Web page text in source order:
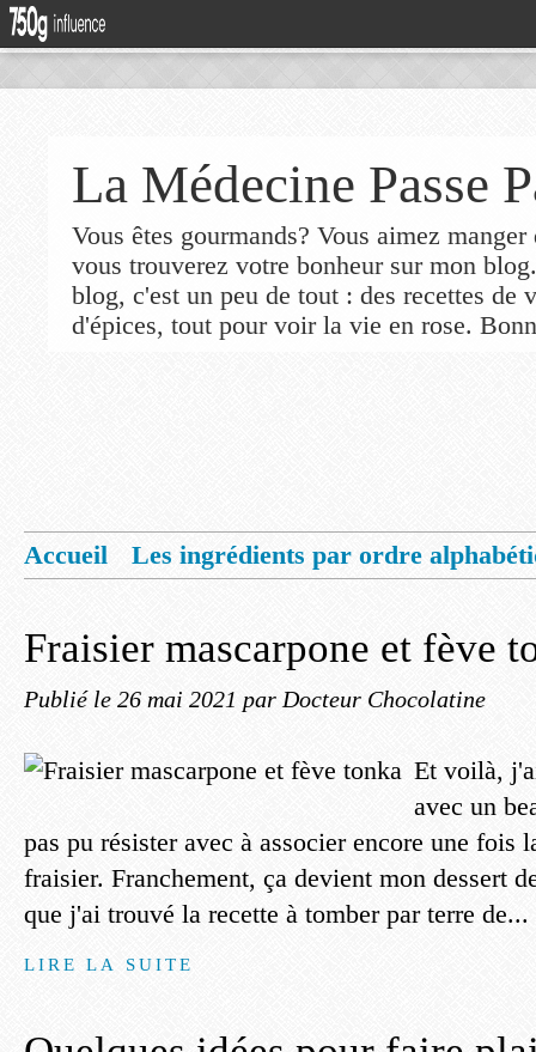
La Médecine Passe
Vous êtes gourmands? Vous aimez
vous trouverez votre bonheur sur mon
blog, c'est un peu de tout : des recettes de
d'épices, tout pour voir la vie en rose.
Accueil
Les ingrédients par ordre
Fraisier mascarpone et fève
Publié le 26 mai 2021 par Docteur Chocolatine
Et voilà,
avec un
pas pu résister avec à associer encore une fois
fraisier. Franchement, ça devient mon dessert
que j'ai trouvé la recette à tomber par terre de...
LIRE LA SUITE